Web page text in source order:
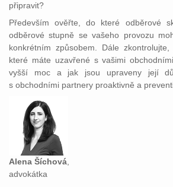
připravit?
Především ověřte, do které odběrové
odběrové stupně se vašeho provozu
konkrétním způsobem. Dále
které máte uzavřené s vašimi
vyšší moc a jak jsou upraveny její
s obchodními partnery proaktivně a
Alena Šíchová
advokátka